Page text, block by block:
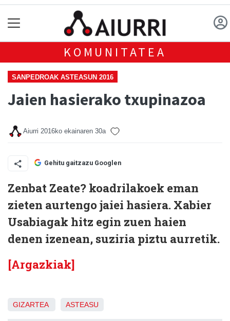
KOMUNITATEA
SANPEDROAK ASTEASUN 2016
Jaien hasierako txupinazoa
Aiurri 2016ko ekainaren 30a
Gehitu gaitzazu Googlen
Zenbat Zeate? koadrilakoek eman
zieten aurtengo jaiei hasiera. Xabier
Usabiagak hitz egin zuen haien
denen izenean, suziria piztu aurretik.
[Argazkiak]
GIZARTEA ASTEASU